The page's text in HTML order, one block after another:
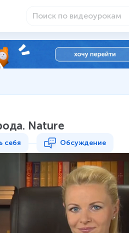
Nature
себя Обсуждение